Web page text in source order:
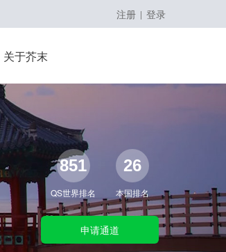
注册 | 登录
关于芥末
851
QS世界排名
26
本国排名
申请通道